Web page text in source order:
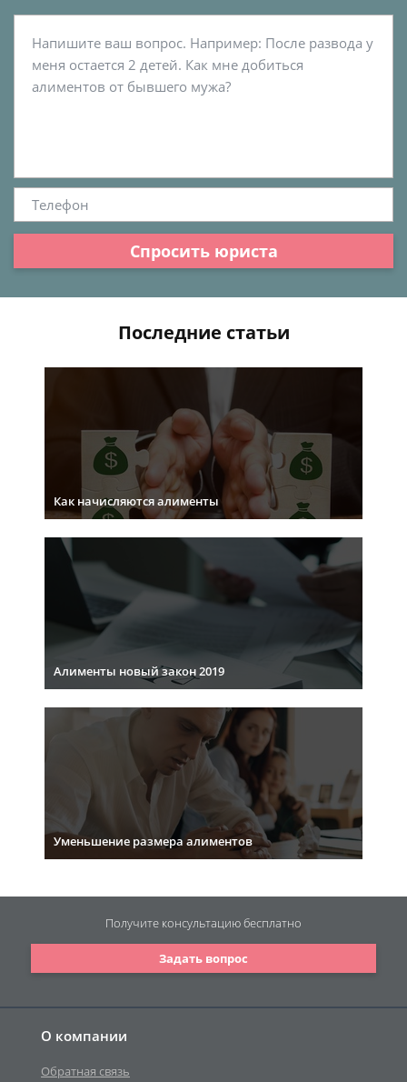
Спросить юриста
Последние статьи
Как начисляются алименты
Алименты новый закон 2019
Уменьшение размера алиментов
О компании
Обратная связь
Задать вопрос
Получите консультациюбесплатно